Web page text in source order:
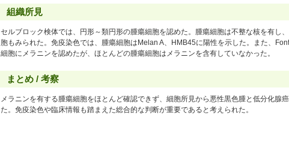
組織所見
セルブロック検体では、円形～類円形の腫瘍細胞を認めた。腫瘍細胞は不整な核を有し
胞もみられた。免疫染色では、腫瘍細胞はMelan A、HMB45に陽性を示した。また、
細胞にメラニンを認めたが、ほとんどの腫瘍細胞はメラニンを含有していなかった。
まとめ / 考察
メラニンを有する腫瘍細胞をほとんど確認できず、細胞所見から悪性黒色腫と低分化腺
た。免疫染色や臨床情報も踏まえた総合的な判断が重要であると考えられた。